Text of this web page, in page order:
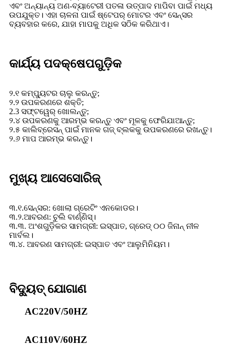
ଏବଂ ଅନ୍ୟାନ୍ୟ ଅଣ-ବ୍ୟାଟେରୀ ପତଳା ଉତ୍ପାଦ ମାପିବା ପାଇଁ ମଧ୍ୟ
ଉପଯୁକ୍ତ। ଏହା ଚାଳନା ପାଇଁ ଷ୍ଟେପର୍ ମୋଟର ଏବଂ ସେନ୍ସର
ବ୍ୟବହାର କରେ, ଯାହା ମାପକୁ ଅଧିକ ସଠିକ କରିଥାଏ।
କାର୍ଯ୍ୟ ପଦକ୍ଷେପଗୁଡ଼ିକ
୨.୧ କମ୍ପ୍ୟୁଟର ଚାଲୁ କରନ୍ତୁ;
୨.୨ ଉପକରଣରେ ଶକ୍ତି;
2.3 ସଫ୍ଟୱେର୍ ଖୋଲନ୍ତୁ;
୨.୪ ଉପକରଣକୁ ଆରମ୍ଭ କରନ୍ତୁ ଏବଂ ମୂଳକୁ ଫେରିଯାଆନ୍ତୁ;
୨.୫ କାଲିବ୍ରେସନ୍ ପାଇଁ ମାନକ ଗଜ୍ ବ୍ଲକକୁ ଉପକରଣରେ ରଖନ୍ତୁ।
୨.୬ ମାପ ଆରମ୍ଭ କରନ୍ତୁ।
ମୁଖ୍ୟ ଆସେସୋରିଜ୍
୩.୧.ସେନ୍ସର: ଖୋଲା ଗ୍ରେଟିଂ ଏନକୋଡର।
୩.୨.ଆବରଣ: ଚୁଲି ବାର୍ଣ୍ଣିସ୍।
୩.୩. ଅଂଶଗୁଡ଼ିକର ସାମଗ୍ରୀ: ଇସ୍ପାତ, ଗ୍ରେଡ୍ ୦୦ ଜିନାନ୍ ନୀଳ
ମାର୍ବଲ।
୩.୪. ଆବରଣ ସାମଗ୍ରୀ: ଇସ୍ପାତ ଏବଂ ଆଲୁମିନିୟମ।
ବିଦ୍ୟୁତ୍ ଯୋଗାଣ
AC220V/50HZ
AC110V/60HZ